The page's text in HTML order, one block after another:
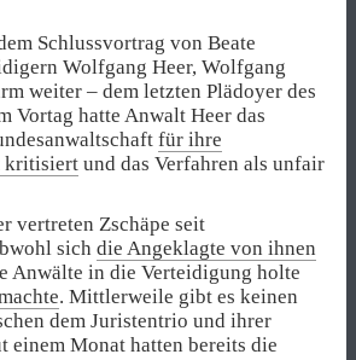
Schlussvortrag von Beate
Wolfgang Heer, Wolfgang
weiter – dem letzten Plädoyer des
Vortag hatte Anwalt Heer das
für ihre
kritisiert und das Verfahren als unfair
vertreten Zschäpe seit
sich die Angeklagte von ihnen
Anwälte in die Verteidigung holte
. Mittlerweile gibt es keinen
dem Juristentrio und ihrer
einem Monat hatten bereits die